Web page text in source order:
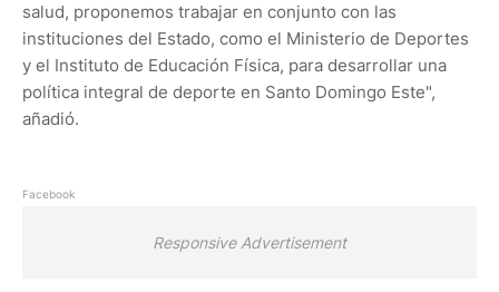
salud, proponemos trabajar en conjunto con las
instituciones del Estado, como el Ministerio de Deportes
y el Instituto de Educación Física, para desarrollar una
política integral de deporte en Santo Domingo Este",
añadió.
Facebook
Responsive Advertisement